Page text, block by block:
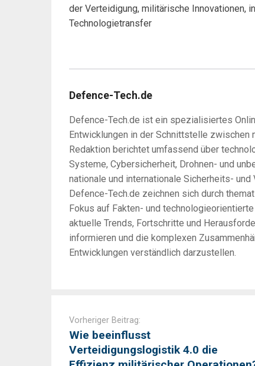
der Verteidigung, militärische Innovationen,
Technologietransfer
Defence-Tech.de
Defence-Tech.de ist ein spezialisiertes
Entwicklungen in der Schnittstelle zwischen
Redaktion berichtet umfassend über
Systeme, Cybersicherheit, Drohnen- und
nationale und internationale Sicherheits-
Defence-Tech.de zeichnen sich durch
Fokus auf Fakten- und
aktuelle Trends, Fortschritte und
informieren und die komplexen
Entwicklungen verständlich darzustellen.
navigation
Vorheriger Beitrag:
Wie beeinflusst
Verteidigungslogistik 4.0 die